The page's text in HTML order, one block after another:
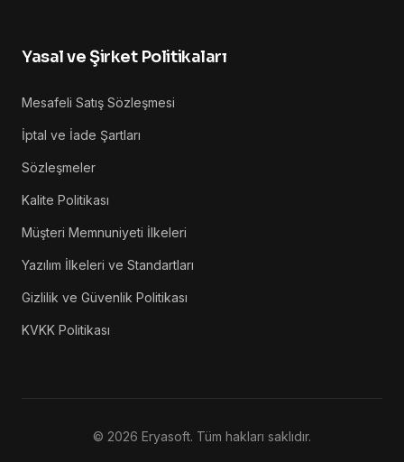
Yasal ve Şirket Politikaları
Mesafeli Satış Sözleşmesi
İptal ve İade Şartları
Sözleşmeler
Kalite Politikası
Müşteri Memnuniyeti İlkeleri
Yazılım İlkeleri ve Standartları
Gizlilik ve Güvenlik Politikası
KVKK Politikası
© 2026 Eryasoft. Tüm hakları saklıdır.